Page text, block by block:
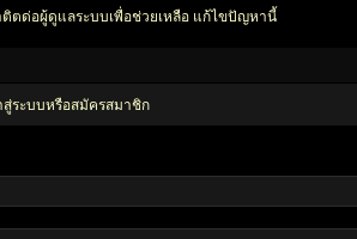
ตด่อผู้ดูแลระบบเพื่อช่วยเหลือ แก้ไขปัญหานี้
ระบบหรือสมัครสมาชิก